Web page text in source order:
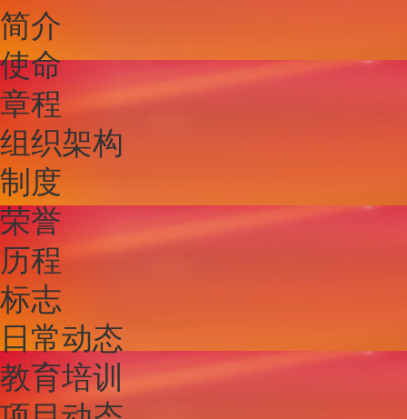
简介
使命
章程
组织架构
制度
荣誉
历程
标志
日常动态
教育培训